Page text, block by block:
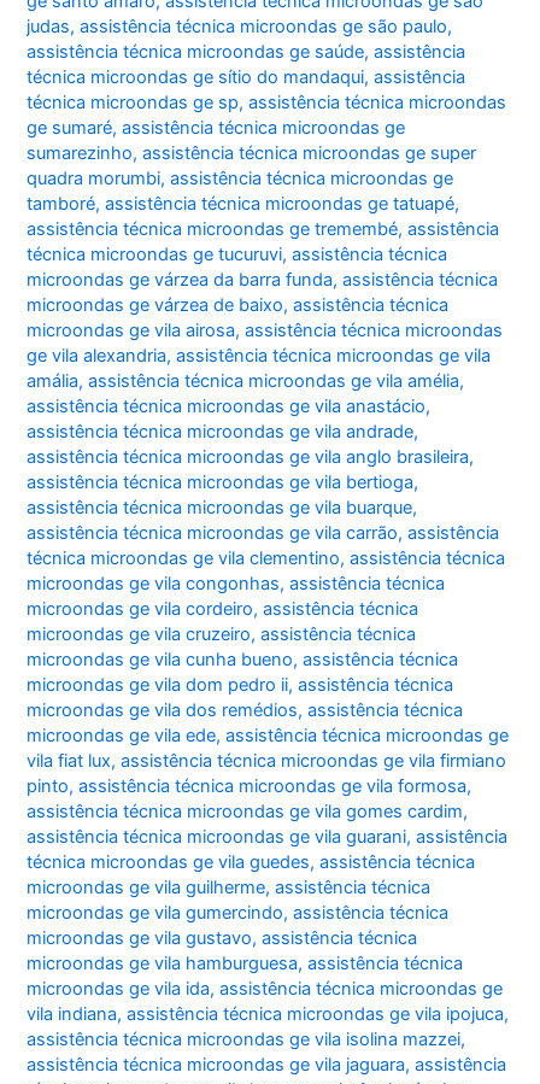
judas,assistência técnica microondas ge são paulo,
assistência técnica microondas ge saúde,assistência
técnica microondas ge sítio do mandaqui,assistência
técnica microondas ge sp,assistência técnica microondas
ge sumaré,assistência técnica microondas ge
sumarezinho,assistência técnica microondas ge super
quadra morumbi,assistência técnica microondas ge
tamboré,assistência técnica microondas ge tatuapé,
assistência técnica microondas ge tremembé,assistência
técnica microondas ge tucuruvi,assistência técnica
microondas ge várzea da barra funda,assistência técnica
microondas ge várzea de baixo,assistência técnica
microondas ge vila airosa,assistência técnica microondas
ge vila alexandria,assistência técnica microondas ge vila
amália,assistência técnica microondas ge vila amélia,
assistência técnica microondas ge vila anastácio,
assistência técnica microondas ge vila andrade,
assistência técnica microondas ge vila anglo brasileira,
assistência técnica microondas ge vila bertioga,
assistência técnica microondas ge vila buarque,
assistência técnica microondas ge vila carrão,assistência
técnica microondas ge vila clementino,assistência técnica
microondas ge vila congonhas,assistência técnica
microondas ge vila cordeiro,assistência técnica
microondas ge vila cruzeiro,assistência técnica
microondas ge vila cunha bueno,assistência técnica
microondas ge vila dom pedro ii,assistência técnica
microondas ge vila dos remédios,assistência técnica
microondas ge vila ede,assistência técnica microondas ge
vila fiat lux,assistência técnica microondas ge vila firmiano
pinto,assistência técnica microondas ge vila formosa,
assistência técnica microondas ge vila gomes cardim,
assistência técnica microondas ge vila guarani,assistência
técnica microondas ge vila guedes,assistência técnica
microondas ge vila guilherme,assistência técnica
microondas ge vila gumercindo,assistência técnica
microondas ge vila gustavo,assistência técnica
microondas ge vila hamburguesa,assistência técnica
microondas ge vila ida,assistência técnica microondas ge
vila indiana,assistência técnica microondas ge vila ipojuca,
assistência técnica microondas ge vila isolina mazzei,
assistência técnica microondas ge vila jaguara,assistência